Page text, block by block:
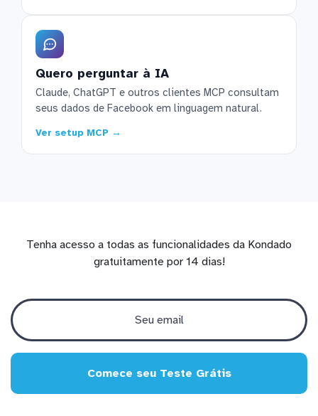
Quero perguntar à IA
Claude, ChatGPT e outros clientes MCP consultam
seus dados de Facebook em linguagem natural.
Ver setup MCP →
Tenha acesso a todas as funcionalidades da Kondado
gratuitamente por 14 dias!
Comece seu Teste Grátis